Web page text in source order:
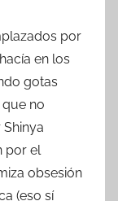
por
en los
gotas
no
por el
obsesión
(eso sí